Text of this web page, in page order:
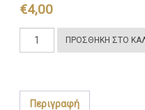
€4,00
Μπομπονιέρα
Βάπτισης
ΠΡΟΣΘΉΚΗ ΣΤΟ
Περιγραφή